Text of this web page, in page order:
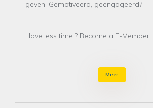
geven. Gemotiveerd, geëngageerd?
Have less time ? Become a E-Member !
Meer